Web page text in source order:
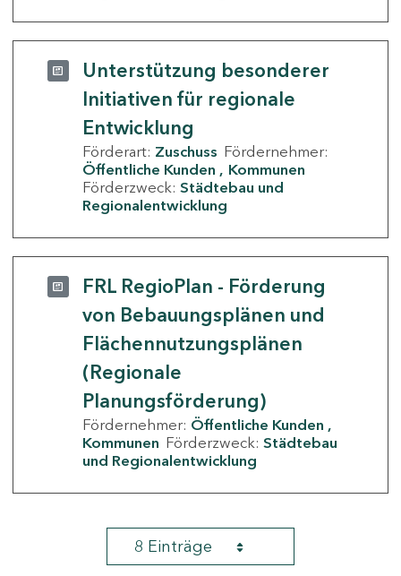
Unterstützung besonderer
Initiativen für regionale
Entwicklung
Förderart: Zuschuss Fördernehmer:
Öffentliche Kunden
Kommunen
Förderzweck: Städtebau und
Regionalentwicklung
FRL RegioPlan - Förderung
von Bebauungsplänen und
Flächennutzungsplänen
(Regionale
Planungsförderung)
Fördernehmer: Öffentliche Kunden
Kommunen Förderzweck: Städtebau
und Regionalentwicklung
8 Einträge